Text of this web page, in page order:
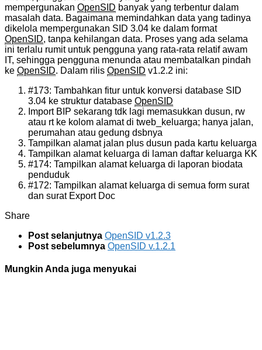
mempergunakan OpenSID banyak yang terbentur dalam
masalah data. Bagaimana memindahkan data yang tadinya
dikelola mempergunakan SID 3.04 ke dalam format
OpenSID, tanpa kehilangan data. Proses yang ada selama
ini terlalu rumit untuk pengguna yang rata-rata relatif awam
IT, sehingga pengguna menunda atau membatalkan pindah
ke OpenSID. Dalam rilis OpenSID v1.2.2 ini:
#173: Tambahkan fitur untuk konversi database SID
3.04 ke struktur database OpenSID
Import BIP sekarang tdk lagi memasukkan dusun, rw
atau rt ke kolom alamat di tweb_keluarga; hanya jalan,
perumahan atau gedung dsbnya
Tampilkan alamat jalan plus dusun pada kartu keluarga
Tampilkan alamat keluarga di laman daftar keluarga KK
#174: Tampilkan alamat keluarga di laporan biodata
penduduk
#172: Tampilkan alamat keluarga di semua form surat
dan surat Export Doc
Share
Post selanjutnya OpenSID v1.2.3
Post sebelumnya OpenSID v.1.2.1
Mungkin Anda juga menyukai